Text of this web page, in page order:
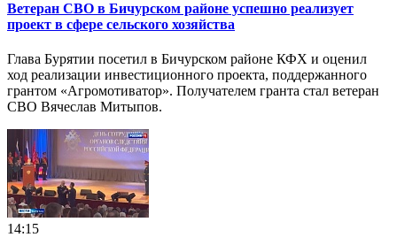
Ветеран СВО в Бичурском районе успешно реализует
проект в сфере сельского хозяйства
Глава Бурятии посетил в Бичурском районе КФХ и оценил
ход реализации инвестиционного проекта, поддержанного
грантом «Агромотиватор». Получателем гранта стал ветеран
СВО Вячеслав Митыпов.
14:15